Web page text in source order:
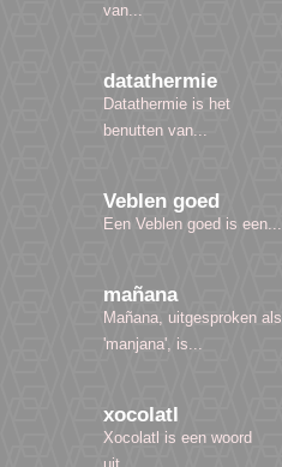
van...
datathermie
Datathermie is het
benutten van...
Veblen goed
Een Veblen goed is een...
mañana
Mañana, uitgesproken als
'manjana', is...
xocolatl
Xocolatl is een woord